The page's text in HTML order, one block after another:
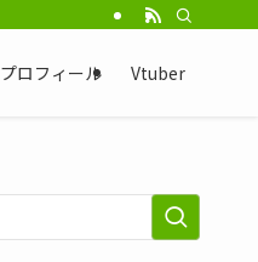
プロフィール Vtuber